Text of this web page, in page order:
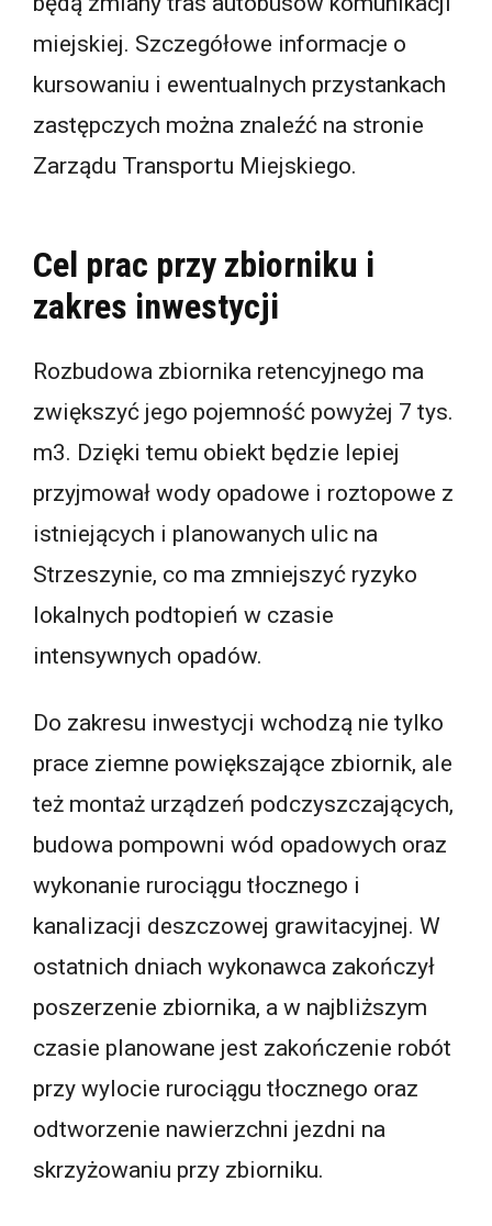
miejskiej. Szczegółowe informacje o
kursowaniu i ewentualnych przystankach
zastępczych można znaleźć na stronie
Zarządu Transportu Miejskiego.
Cel prac przy zbiorniku i
zakres inwestycji
Rozbudowa zbiornika retencyjnego ma
zwiększyć jego pojemność powyżej 7 tys.
m3. Dzięki temu obiekt będzie lepiej
przyjmował wody opadowe i roztopowe z
istniejących i planowanych ulic na
Strzeszynie, co ma zmniejszyć ryzyko
lokalnych podtopień w czasie
intensywnych opadów.
Do zakresu inwestycji wchodzą nie tylko
prace ziemne powiększające zbiornik, ale
też montaż urządzeń podczyszczających,
budowa pompowni wód opadowych oraz
wykonanie rurociągu tłocznego i
kanalizacji deszczowej grawitacyjnej. W
ostatnich dniach wykonawca zakończył
poszerzenie zbiornika, a w najbliższym
czasie planowane jest zakończenie robót
przy wylocie rurociągu tłocznego oraz
odtworzenie nawierzchni jezdni na
skrzyżowaniu przy zbiorniku.